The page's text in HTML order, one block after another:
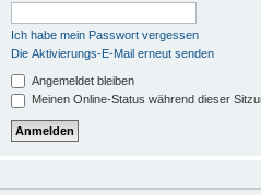
Ich habe mein Passwort vergessen
Die Aktivierungs-E-Mail erneut senden
Angemeldet bleiben
Meinen Online-Status während dieser